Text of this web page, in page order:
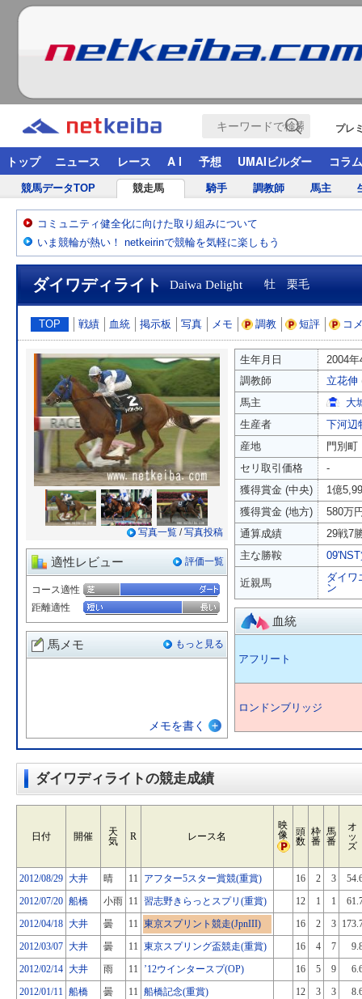
プレ
トップ ニュース レース A I 予想 UMAIビルダー コラム
競馬データTOP 競走馬 騎手 調教師 馬主
コミュニティ健全化に向けた取り組みについて
いま競輪が熱い！ netkeirinで競輪を気軽に楽しもう
ダイワディライト Daiwa Delight 牡 栗毛
TOP 戦績 血統 掲示板 写真 メモ 調教 短評 コ
写真一覧 /写真投稿
適性レビュー 評価一覧
コース適性
距離適性
馬メモ もっと見る
メモを書く
生年月日
2004
調教師
立花伸
馬主
大
生産者
下河辺
産地
門別町
セリ取引価格
-
獲得賞金 (中央)
1億
獲得賞金 (地方)
580万
通算成績
29戦7
主な勝鞍
近親馬
ダイワ
ン
血統
アフリート
ロンドンブリッジ
ダイワディライトの競走成績
日付 開催
天
気
R レース名
映
像
頭
数
枠
番
馬
番
オ
ッ
ズ
2012/08/29 大井 晴 11 アフター5スター賞競(重賞) 16 2 3
2012/07/20 船橋 小雨 11 習志野きらっとスプリ(重賞) 12 1 1
2012/04/18 大井 曇 11 東京スプリント競走(JpnIII) 16 2 3
2012/03/07 大井 曇 11 東京スプリング盃競走(重賞) 16 4 7
2012/02/14 大井 雨 11 ’12ウインタースプ(OP) 16 5 9
2012/01/11 船橋 曇 11 船橋記念(重賞) 12 3 3